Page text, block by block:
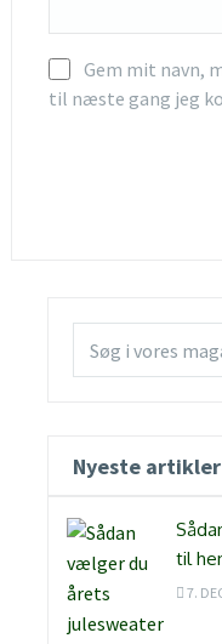
Gem mit navn,
til næste gang jeg
Nyeste artikler
til
7.